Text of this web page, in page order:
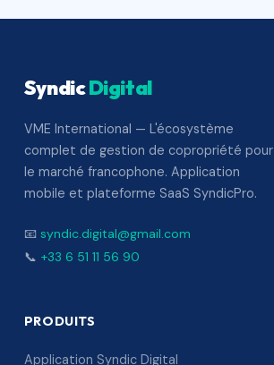
SyndicDigital
VME International — L'écosystème
complet de gestion de copropriété pour
le marché francophone. Application
mobile et plateforme SaaS SyndicPro.
📧 syndic.digital@gmail.com
📞 +33 6 51 11 56 90
PRODUITS
Application Syndic Digital